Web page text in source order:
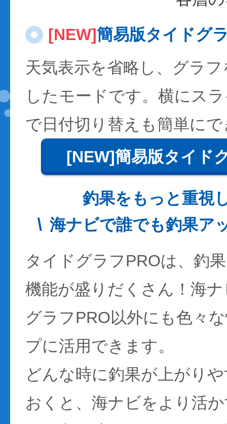
[NEW]簡易版タイドグ
天気表示を省略し、グラ
したモードです。横にス
で日付切り替えも簡単に
[NEW]簡易版タイド
釣果をもっと重視
海ナビで誰でも釣果ア
タイドグラフPROは、釣
機能が盛りだくさん！海
グラフPRO以外にも色々
プに活用できます。
どんな時に釣果が上がり
おくと、海ナビをより活